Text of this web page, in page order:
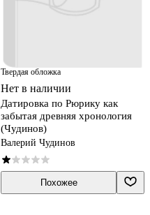
Твердая обложка
Нет в наличии
Датировка по Рюрику как
забытая древняя хронология
(Чудинов)
Валерий Чудинов
Похожее